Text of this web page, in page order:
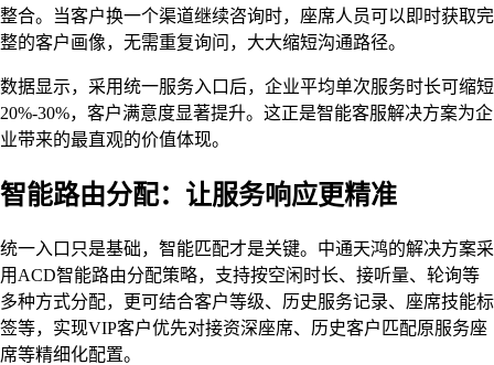
整合。当客户换一个渠道继续咨询时，座席人员可以即时获取完
整的客户画像，无需重复询问，大大缩短沟通路径。
数据显示，采用统一服务入口后，企业平均单次服务时长可缩短
20%-30%，客户满意度显著提升。这正是智能客服解决方案为企
业带来的最直观的价值体现。
智能路由分配：让服务响应更精准
统一入口只是基础，智能匹配才是关键。中通天鸿的解决方案采
用ACD智能路由分配策略，支持按空闲时长、接听量、轮询等
多种方式分配，更可结合客户等级、历史服务记录、座席技能标
签等，实现VIP客户优先对接资深座席、历史客户匹配原服务座
席等精细化配置。